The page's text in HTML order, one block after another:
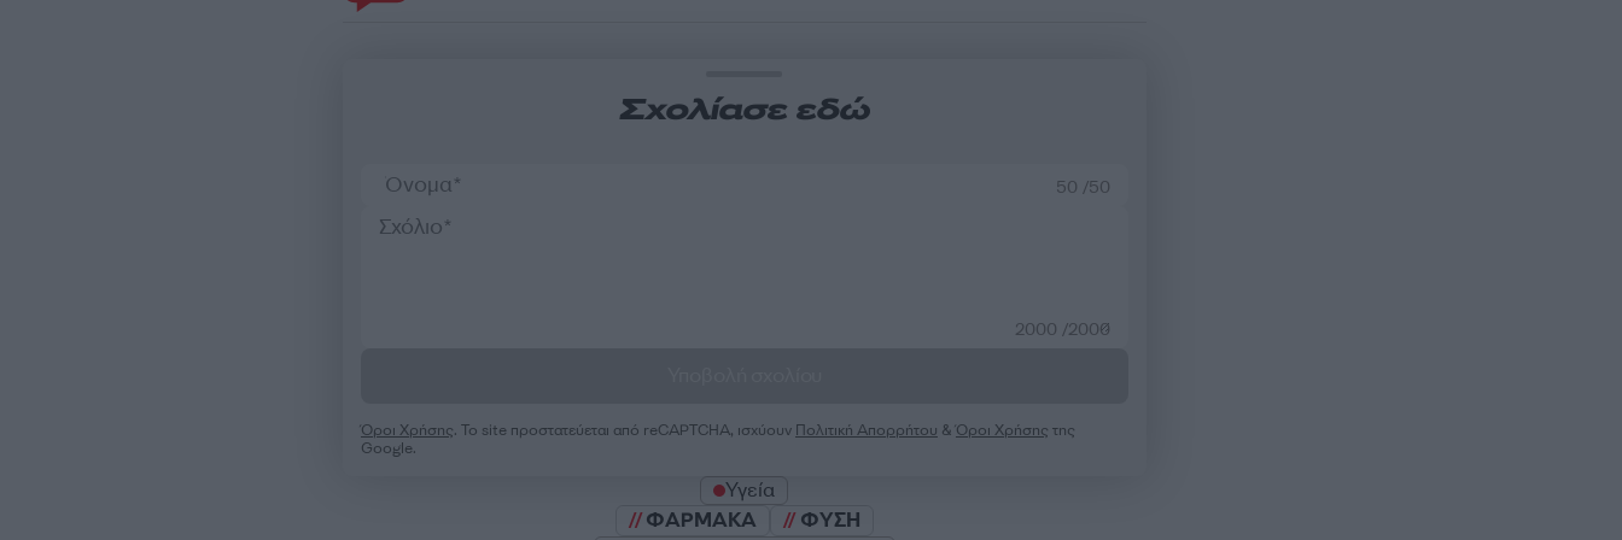
Σχολίασε εδώ
50 /50
2000 /2000
Όροι Χρήσης. Το site προστατεύεται από reCAPTCHA, ισχύουν Πολιτική Απορρήτου &Όροι Χρήσης της
Google.
Υγεία
ΦΑΡΜΑΚΑ
ΦΥΣΗ